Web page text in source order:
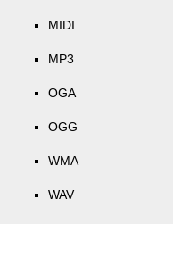
MIDI
MP3
OGA
OGG
WMA
WAV